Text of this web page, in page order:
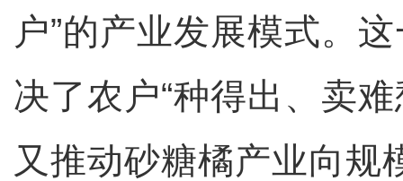
户”的产业发展模式。
决了农户“种得出、卖
又推动砂糖橘产业向规